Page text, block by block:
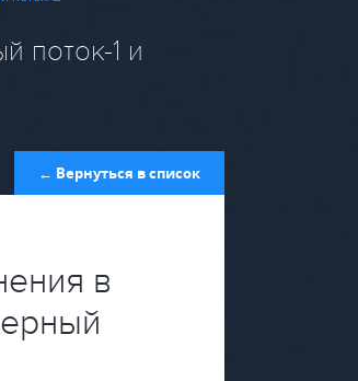
поток-1 и
← Вернуться в список
в